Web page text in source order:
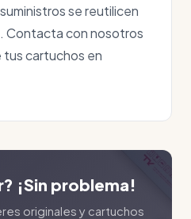
se reutilicen
Contacta con nosotros
tus cartuchos en
¡Sin problema!
originales y cartuchos